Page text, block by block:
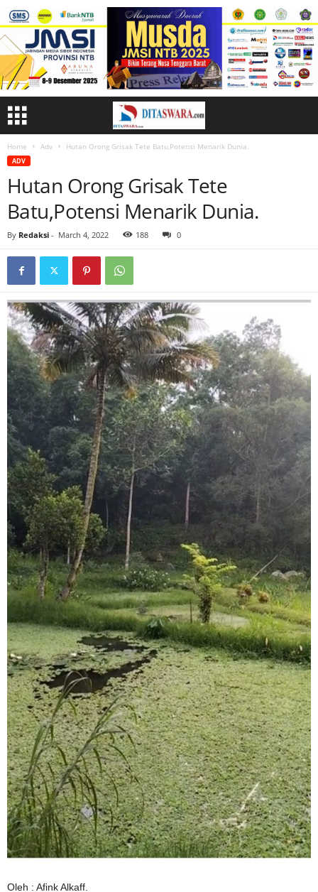
Home Adv Hutan Orong Grisak Tete Batu,Potensi Menarik Dunia.
ADV
Hutan Orong Grisak Tete
Batu,Potensi Menarik Dunia.
By Redaksi - March 4, 2022 188 0
Oleh : Afink Alkaff.